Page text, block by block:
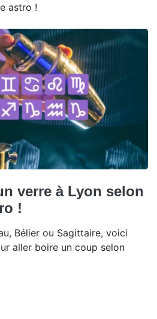
astro !
verre à Lyon selon
!
Bélier ou Sagittaire, voici
aller boire un coup selon